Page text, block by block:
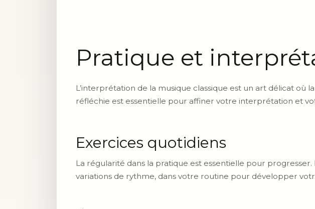
Pratique et
L’interprétation de la musique classique est un art délicat où
réfléchie est essentielle pour affiner votre interprétation et
Exercices quotidiens
La régularité dans la pratique est essentielle pour
variations de rythme, dans votre routine pour développer